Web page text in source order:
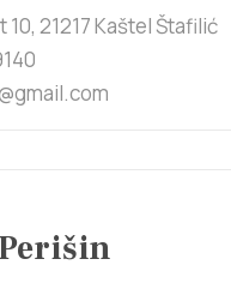
21217 Kaštel Štafilić